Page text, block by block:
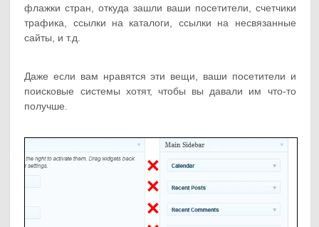
флажки стран, откуда зашли ваши посетители, счетчики
трафика, ссылки на каталоги, ссылки на несвязанные
сайты, и т.д.
Даже если вам нравятся эти вещи, ваши посетители и
поисковые системы хотят, чтобы вы давали им что-то
получше.